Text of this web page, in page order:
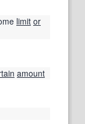
limit or
amount